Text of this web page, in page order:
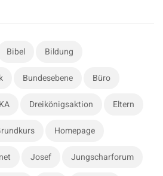
Bibel Bildung
Bundesebene Büro
Dreikönigsaktion Eltern
Homepage
Josef Jungscharforum